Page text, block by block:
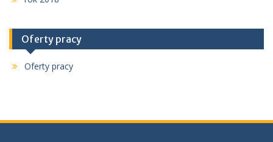
Oferty pracy
Oferty pracy